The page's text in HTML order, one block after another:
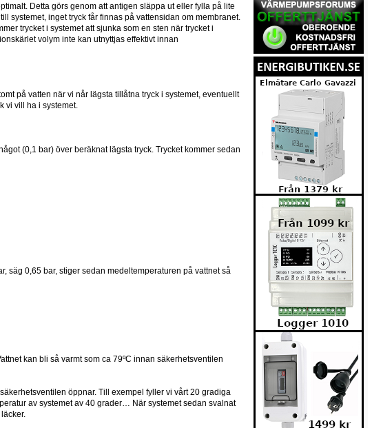
Detta görs genom att antigen släppa ut eller fylla på lite
systemet, inget tryck får finnas på vattensidan om membranet.
trycket i systemet att sjunka som en sten när trycket i
volym inte kan utnyttjas effektivt innan
på vatten när vi når lägsta tillåtna tryck i systemet, eventuellt
vi vill ha i systemet.
(0,1 bar) över beräknat lägsta tryck. Trycket kommer sedan
säg 0,65 bar, stiger sedan medeltemperaturen på vattnet så
kan bli så varmt som ca 79ºC innan säkerhetsventilen
öppnar. Till exempel fyller vi vårt 20 gradiga
av systemet av 40 grader… När systemet sedan svalnat